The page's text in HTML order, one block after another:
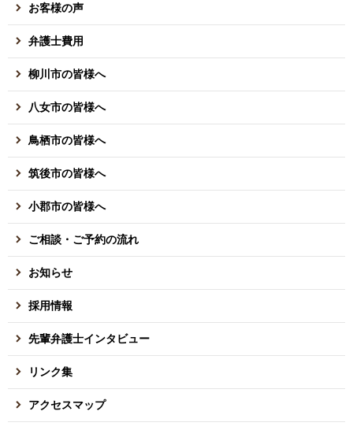
お客様の声
弁護士費用
柳川市の皆様へ
八女市の皆様へ
鳥栖市の皆様へ
筑後市の皆様へ
小郡市の皆様へ
ご相談・ご予約の流れ
お知らせ
採用情報
先輩弁護士インタビュー
リンク集
アクセスマップ